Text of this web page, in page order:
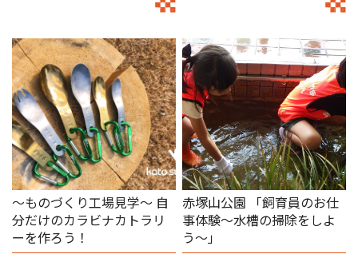
～ものづくり工場見学～ 自
分だけのカラビナカトラリ
ーを作ろう！
赤塚山公園 「飼育員のお仕
事体験～水槽の掃除をしよ
う～」